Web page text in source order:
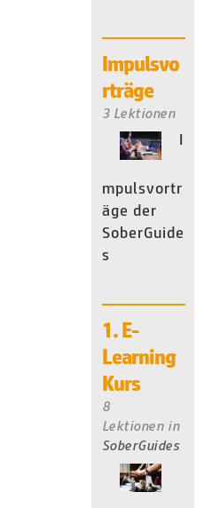
Impulsvo
rträge
3 Lektionen
I
mpulsvortr
äge der
SoberGuide
s
1. E-
Learning
Kurs
8
Lektionen in
SoberGuides